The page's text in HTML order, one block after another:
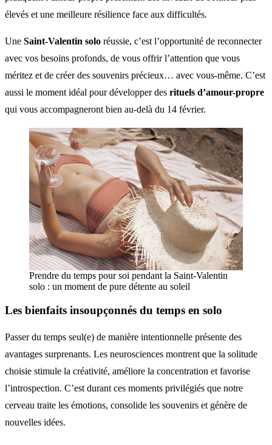
élevés et une meilleure résilience face aux difficultés.
Une Saint-Valentin solo réussie, c’est l’opportunité de reconnecter
avec vos besoins profonds, de vous offrir l’attention que vous
méritez et de créer des souvenirs précieux… avec vous-même. C’est
aussi le moment idéal pour développer des rituels d’amour-propre
qui vous accompagneront bien au-delà du 14 février.
Prendre du temps pour soi pendant la Saint-Valentin
solo : un moment de pure détente au soleil
Les bienfaits insoupçonnés du temps en solo
Passer du temps seul(e) de manière intentionnelle présente des
avantages surprenants. Les neurosciences montrent que la solitude
choisie stimule la créativité, améliore la concentration et favorise
l’introspection. C’est durant ces moments privilégiés que notre
cerveau traite les émotions, consolide les souvenirs et génère de
nouvelles idées.